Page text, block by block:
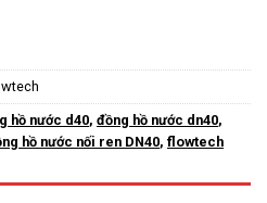
hồ nước d40, đồng hồ nước dn40,
hồ nước nối ren DN40, flowtech